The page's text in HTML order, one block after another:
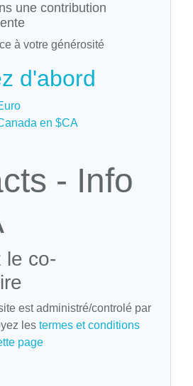
une contribution
à votre générosité
d'abord
en $CA
- Info
le co-
est administré/controlé par
les termes et conditions
page